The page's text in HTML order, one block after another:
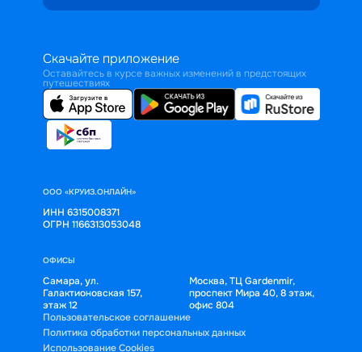
Скачайте приложение
Оставайтесь в курсе важных изменений в предстоящих
путешествиях
ООО «КРУИЗ.ОНЛАЙН»
ИНН 6315008371
ОГРН 1166313053048
ОФИСЫ
Самара, ул.
Галактионовская 157,
этаж 12
Москва, ТЦ Gardenmir,
проспект Мира 40, 8 этаж,
офис 804
Пользовательское соглашение
Политика обработки персональных данных
Использование Cookies